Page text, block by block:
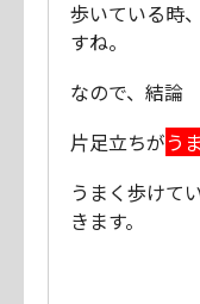
歩いている時
すね。
なので、結論
片足立ちがう
うまく歩けて
きます。